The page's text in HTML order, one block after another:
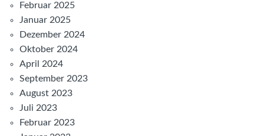
Februar 2025
Januar 2025
Dezember 2024
Oktober 2024
April 2024
September 2023
August 2023
Juli 2023
Februar 2023